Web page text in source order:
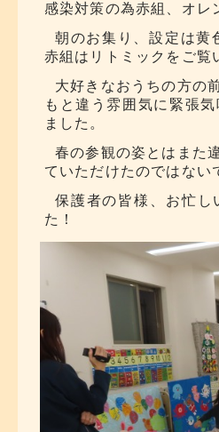
感染対策の為赤組、オレ
朝のお集り、設定は黄
赤組はリトミックをご覧
大好きなおうちの方の
もと違う雰囲気に緊張
ました。
春の参観の姿とはまた
ていただけたのではない
保護者の皆様、お忙
た！